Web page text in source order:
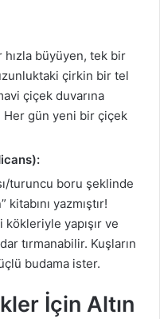
hızla büyüyen, tek bir
çirkin bir tel
çiçek duvarına
Her gün yeni bir çiçek
turuncu boru şeklinde
kitabını yazmıştır!
yapışır ve
tırmanabilir. Kuşların
budama ister.
İçin Altın